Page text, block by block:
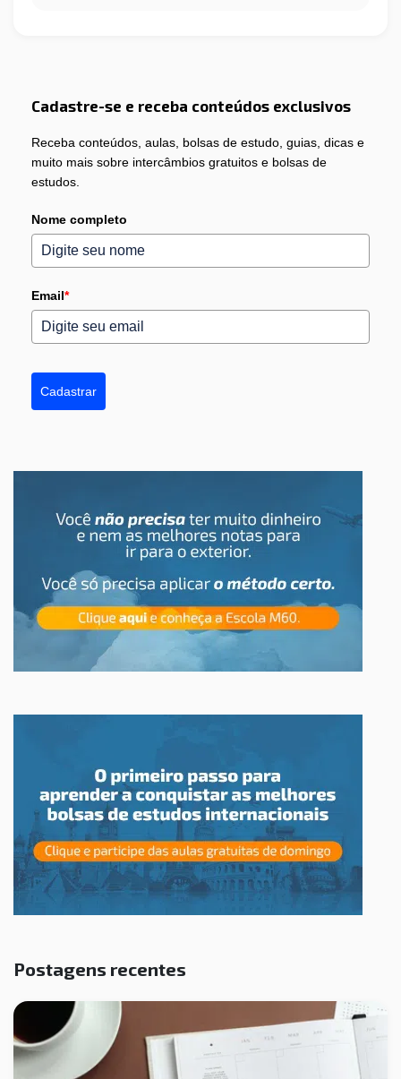
Cadastre-se e receba conteúdos exclusivos
Receba conteúdos, aulas, bolsas de estudo, guias, dicas e
muito mais sobre intercâmbios gratuitos e bolsas de
estudos.
Nome completo
Email*
Cadastrar
Postagens recentes